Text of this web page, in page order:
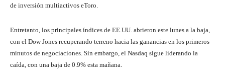
de inversión multiactivos eToro.
Entretanto, los principales índices de EE.UU. abrieron este lunes a la baja,
con el Dow Jones recuperando terreno hacia las ganancias en los primeros
minutos de negociaciones. Sin embargo, el Nasdaq sigue liderando la
caída, con una baja de 0.9% esta mañana.